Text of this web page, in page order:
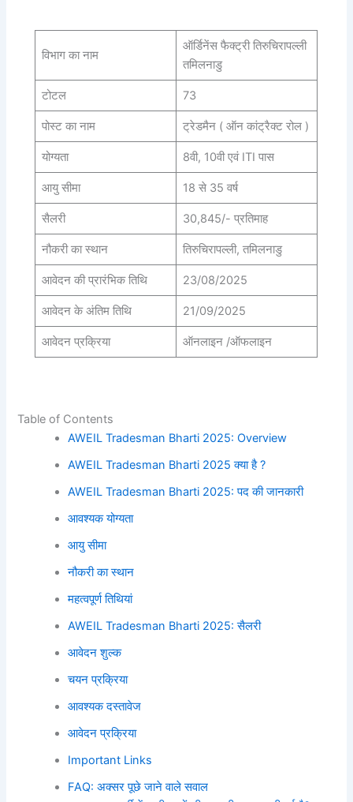
विभाग का नाम
ऑर्डिनेंस फैक्ट्री तिरुचिरापल्ली
तमिलनाडु
टोटल 73
पोस्ट का नाम ट्रेडमैन ( ऑन कांट्रैक्ट रोल )
योग्यता 8वी, 10वी एवं ITI पास
आयु सीमा 18 से 35 वर्ष
सैलरी 30,845/- प्रतिमाह
नौकरी का स्थान तिरुचिरापल्ली, तमिलनाडु
आवेदन की प्रारंभिक तिथि 23/08/2025
आवेदन के अंतिम तिथि 21/09/2025
आवेदन प्रक्रिया ऑनलाइन /ऑफलाइन
Table of Contents
AWEIL Tradesman Bharti 2025: Overview
AWEIL Tradesman Bharti 2025 क्या है ?
AWEIL Tradesman Bharti 2025: पद की जानकारी
आवश्यक योग्यता
आयु सीमा
नौकरी का स्थान
महत्वपूर्ण तिथियां
AWEIL Tradesman Bharti 2025: सैलरी
आवेदन शुल्क
चयन प्रक्रिया
आवश्यक दस्तावेज
आवेदन प्रक्रिया
Important Links
FAQ: अक्सर पूछे जाने वाले सवाल